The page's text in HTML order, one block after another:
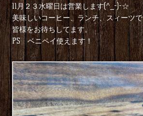
11月２３水曜日は営業します(^_-)-☆
美味しいコーヒー、ランチ、スィーツで
皆様をお待ちしてます。
PS ベニペイ使えます！